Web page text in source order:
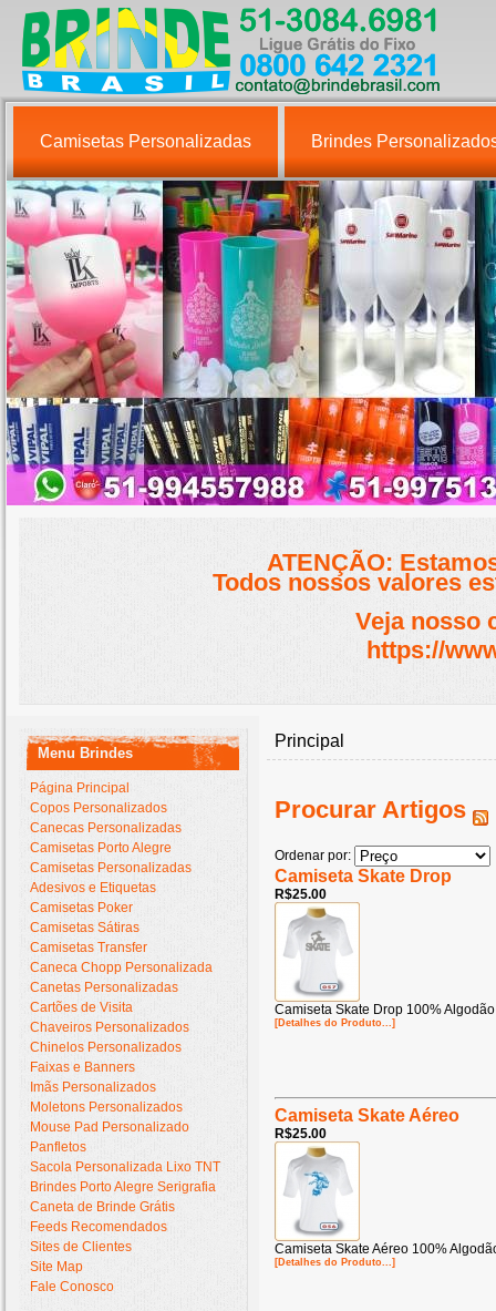
Camisetas Personalizadas Brindes
ATENÇÃO:
Todos nossos valores
Veja nosso
https://
Menu Brindes
Página Principal
Copos Personalizados
Canecas Personalizadas
Camisetas Porto Alegre
Camisetas Personalizadas
Adesivos e Etiquetas
Camisetas Poker
Camisetas Sátiras
Camisetas Transfer
Caneca Chopp Personalizada
Canetas Personalizadas
Cartões de Visita
Chaveiros Personalizados
Chinelos Personalizados
Faixas e Banners
Imãs Personalizados
Moletons Personalizados
Mouse Pad Personalizado
Panfletos
Sacola Personalizada Lixo TNT
Brindes Porto Alegre Serigrafia
Caneta de Brinde Grátis
Feeds Recomendados
Sites de Clientes
Site Map
Fale Conosco
Principal
Procurar Artigos
Ordenar por:
Camiseta Skate Drop
R$25.00
Camiseta Skate Drop 100% Algodão
[Detalhes do Produto...]
Camiseta Skate Aéreo
R$25.00
Camiseta Skate Aéreo 100%
[Detalhes do Produto...]